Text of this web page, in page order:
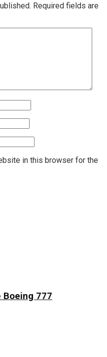
Required fields are
in this browser for the
777